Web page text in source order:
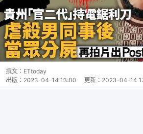
撰文： ETtoday
出版： 2023-04-14 13:00 更新： 2023-04-14